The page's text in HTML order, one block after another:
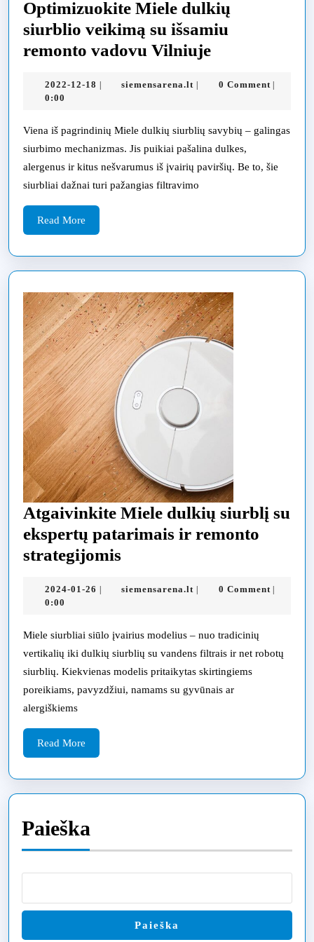
Optimizuokite Miele dulkių
siurblio veikimą su išsamiu
remonto vadovu Vilniuje
dulkių
veikimą
su
išsamiu
2022-12-18 2022-siemensarena.lt siemensarena.lt
0 Comment
0:00
Viena iš pagrindinių Miele dulkių siurblių savybių – galingas
siurbimo mechanizmas. Jis puikiai pašalina dulkes,
alergenus ir kitus nešvarumus iš įvairių paviršių. Be to, šie
siurbliai dažnai turi pažangias filtravimo
Read More
More
Atgaivinkite Miele dulkių siurblį su
ekspertų patarimais ir remonto
strategijomis
dulkių
su
ekspertų
patarimais
2024-01-26 2024-siemensarena.lt siemensarena.lt
0 Comment
0:00
Miele siurbliai siūlo įvairius modelius – nuo tradicinių
vertikalių iki dulkių siurblių su vandens filtrais ir net robotų
siurblių. Kiekvienas modelis pritaikytas skirtingiems
poreikiams, pavyzdžiui, namams su gyvūnais ar
alergiškiems
Read More
More
Paieška
Paieška